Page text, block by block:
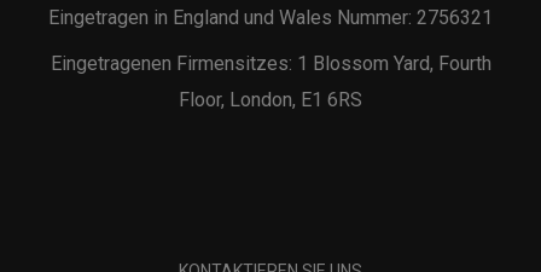
Eingetragen in England und Wales Nummer: 2756321
Eingetragenen Firmensitzes: 1 Blossom Yard, Fourth
Floor, London, E1 6RS